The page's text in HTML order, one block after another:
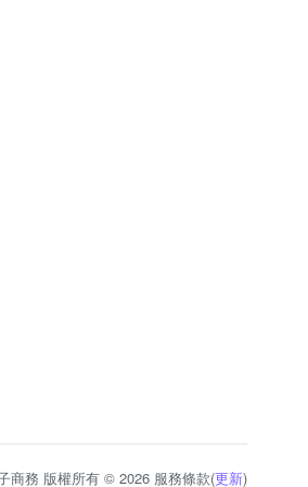
商務 版權所有 © 2026 服務條款(更新)